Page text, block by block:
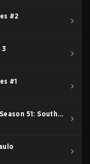
#2
3
#1
51: South